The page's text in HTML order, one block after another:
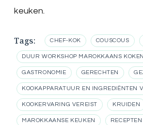
keuken.
Tags: CHEF-KOK COUSCOUS
DUUR WORKSHOP MAROKKAANS KOKEN
GASTRONOMIE GERECHTEN
KOOKAPPARATUUR EN INGREDIËNTEN
KOOKERVARING VEREIST KRUIDEN
MAROKKAANSE KEUKEN